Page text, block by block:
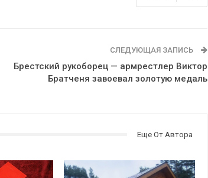
СЛЕДУЮЩАЯ ЗАПИСЬ
Брестский рукоборец — армрестлер Виктор
Братченя завоевал золотую медаль
Еще От Автора